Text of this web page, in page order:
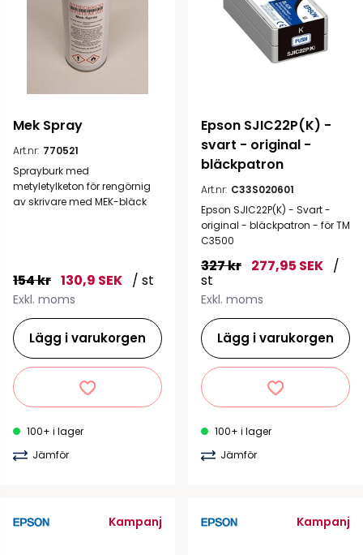
Mek Spray
Art.nr: 770521
Sprayburk med
metyletylketon för rengörnig
av skrivare med MEK-bläck
154 kr 130,9 SEK / st
Exkl. moms
Lägg i varukorgen
100+ i lager
Jämför
Epson SJIC22P(K) -
svart - original -
bläckpatron
Art.nr: C33S020601
Epson SJIC22P(K) - Svart -
original - bläckpatron - för TM
C3500
327 kr 277,95 SEK /
st
Exkl. moms
Lägg i varukorgen
100+ i lager
Jämför
Kampanj Kampanj